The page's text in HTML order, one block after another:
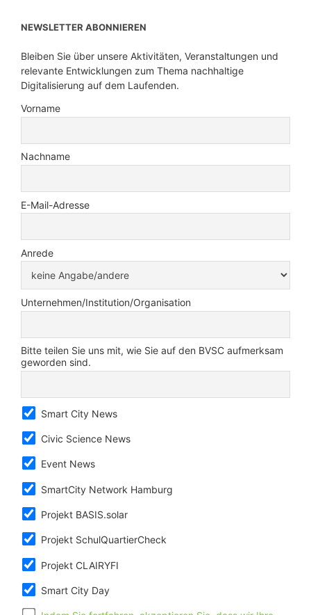
NEWSLETTER ABONNIEREN
Bleiben Sie über unsere Aktivitäten, Veranstaltungen und
relevante Entwicklungen zum Thema nachhaltige
Digitalisierung auf dem Laufenden.
Vorname
Nachname
E-Mail-Adresse
Anrede
Unternehmen/Institution/Organisation
Bitte teilen Sie uns mit, wie Sie auf den BVSC aufmerksam
geworden sind.
Smart City News
Civic Science News
Event News
SmartCity Network Hamburg
Projekt BASIS.solar
Projekt SchulQuartierCheck
Projekt CLAIRYFI
Smart City Day